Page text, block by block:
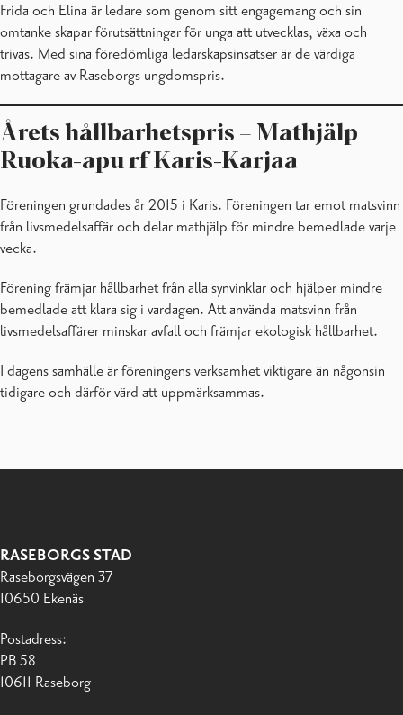
Frida och Elina är ledare som genom sitt engagemang och sin
omtanke skapar förutsättningar för unga att utvecklas, växa och
trivas. Med sina föredömliga ledarskapsinsatser är de värdiga
mottagare av Raseborgs ungdomspris.
Årets hållbarhetspris – Mathjälp
Ruoka-apu rf Karis-Karjaa
Föreningen grundades år 2015 i Karis. Föreningen tar emot matsvinn
från livsmedelsaffär och delar mathjälp för mindre bemedlade varje
vecka.
Förening främjar hållbarhet från alla synvinklar och hjälper mindre
bemedlade att klara sig i vardagen. Att använda matsvinn från
livsmedelsaffärer minskar avfall och främjar ekologisk hållbarhet.
I dagens samhälle är föreningens verksamhet viktigare än någonsin
tidigare och därför värd att uppmärksammas.
RASEBORGS STAD
Raseborgsvägen 37
10650 Ekenäs
Postadress:
PB 58
10611 Raseborg